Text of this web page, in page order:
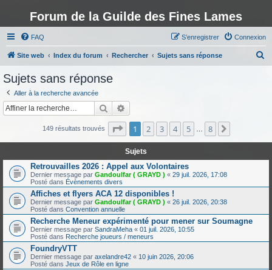
Forum de la Guilde des Fines Lames
FAQ Connexion
S’enregistrer
Site web Index du forum Rechercher Sujets sans réponse
c
r
Sujets sans réponse
Aller à la recherche avancée
Rechercher
149 résultats trouvés Page sur8
1 2 3 4 5 8
Sujets
Retrouvailles 2026 : Appel aux Volontaires
Dernier message par Gandoulfar ( GRAYD ) « 29 juil. 2026, 17:08
Posté dans Évènements divers
Affiches et flyers ACA 12 disponibles !
Dernier message par Gandoulfar ( GRAYD ) « 26 juil. 2026, 20:38
Posté dans Convention annuelle
Recherche Meneur expérimenté pour mener sur Soumagne
Dernier message par SandraMeha « 01 juil. 2026, 10:55
Posté dans Recherche joueurs / meneurs
FoundryVTT
Dernier message par axelandre42 « 10 juin 2026, 20:06
Posté dans Jeux de Rôle en ligne